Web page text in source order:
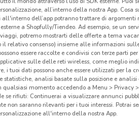
volantini nella tua zona.
all’interno della nostra App. Cosa
all'interno dell’app potranno trattare di
a Shopfully/Tiendeo. Ad esempio, se un
potremo mostrarti delle offerte a tema
il relativo consenso) insieme alle informazioni
essere raccolte e condivisi con terze parti
sulle delle reti wireless, come meglio
i tuoi dati possono anche essere utilizzati per la
statistiche, analisi basate sulla posizione e
qualsiasi momento accedendo a Menu > Privacy
se rifiuti: Continuerai a visualizzare annunci
non saranno rilevanti per i tuoi interessi. Potrai
all'interno della nostra App.